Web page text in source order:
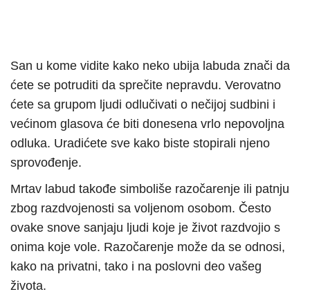
San u kome vidite kako neko ubija labuda znači da
ćete se potruditi da sprečite nepravdu. Verovatno
ćete sa grupom ljudi odlučivati o nečijoj sudbini i
većinom glasova će biti donesena vrlo nepovoljna
odluka. Uradićete sve kako biste stopirali njeno
sprovođenje.
Mrtav labud takođe simboliše razočarenje ili patnju
zbog razdvojenosti sa voljenom osobom. Često
ovake snove sanjaju ljudi koje je život razdvojio s
onima koje vole. Razočarenje može da se odnosi,
kako na privatni, tako i na poslovni deo vašeg
života.